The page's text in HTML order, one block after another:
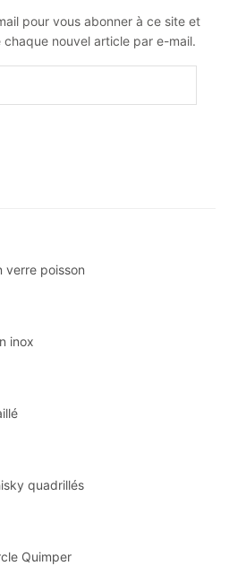
pour vous abonner à ce site et
nouvel article par e-mail.
verre poisson
inox
quadrillés
Quimper